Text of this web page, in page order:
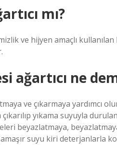
mı?
ve hijyen amaçlı
ağartıcı ne
ve çıkarmaya yardımcı
yıkama suyuyla
beyazlatmaya,
suyu kiri deterjanlarla